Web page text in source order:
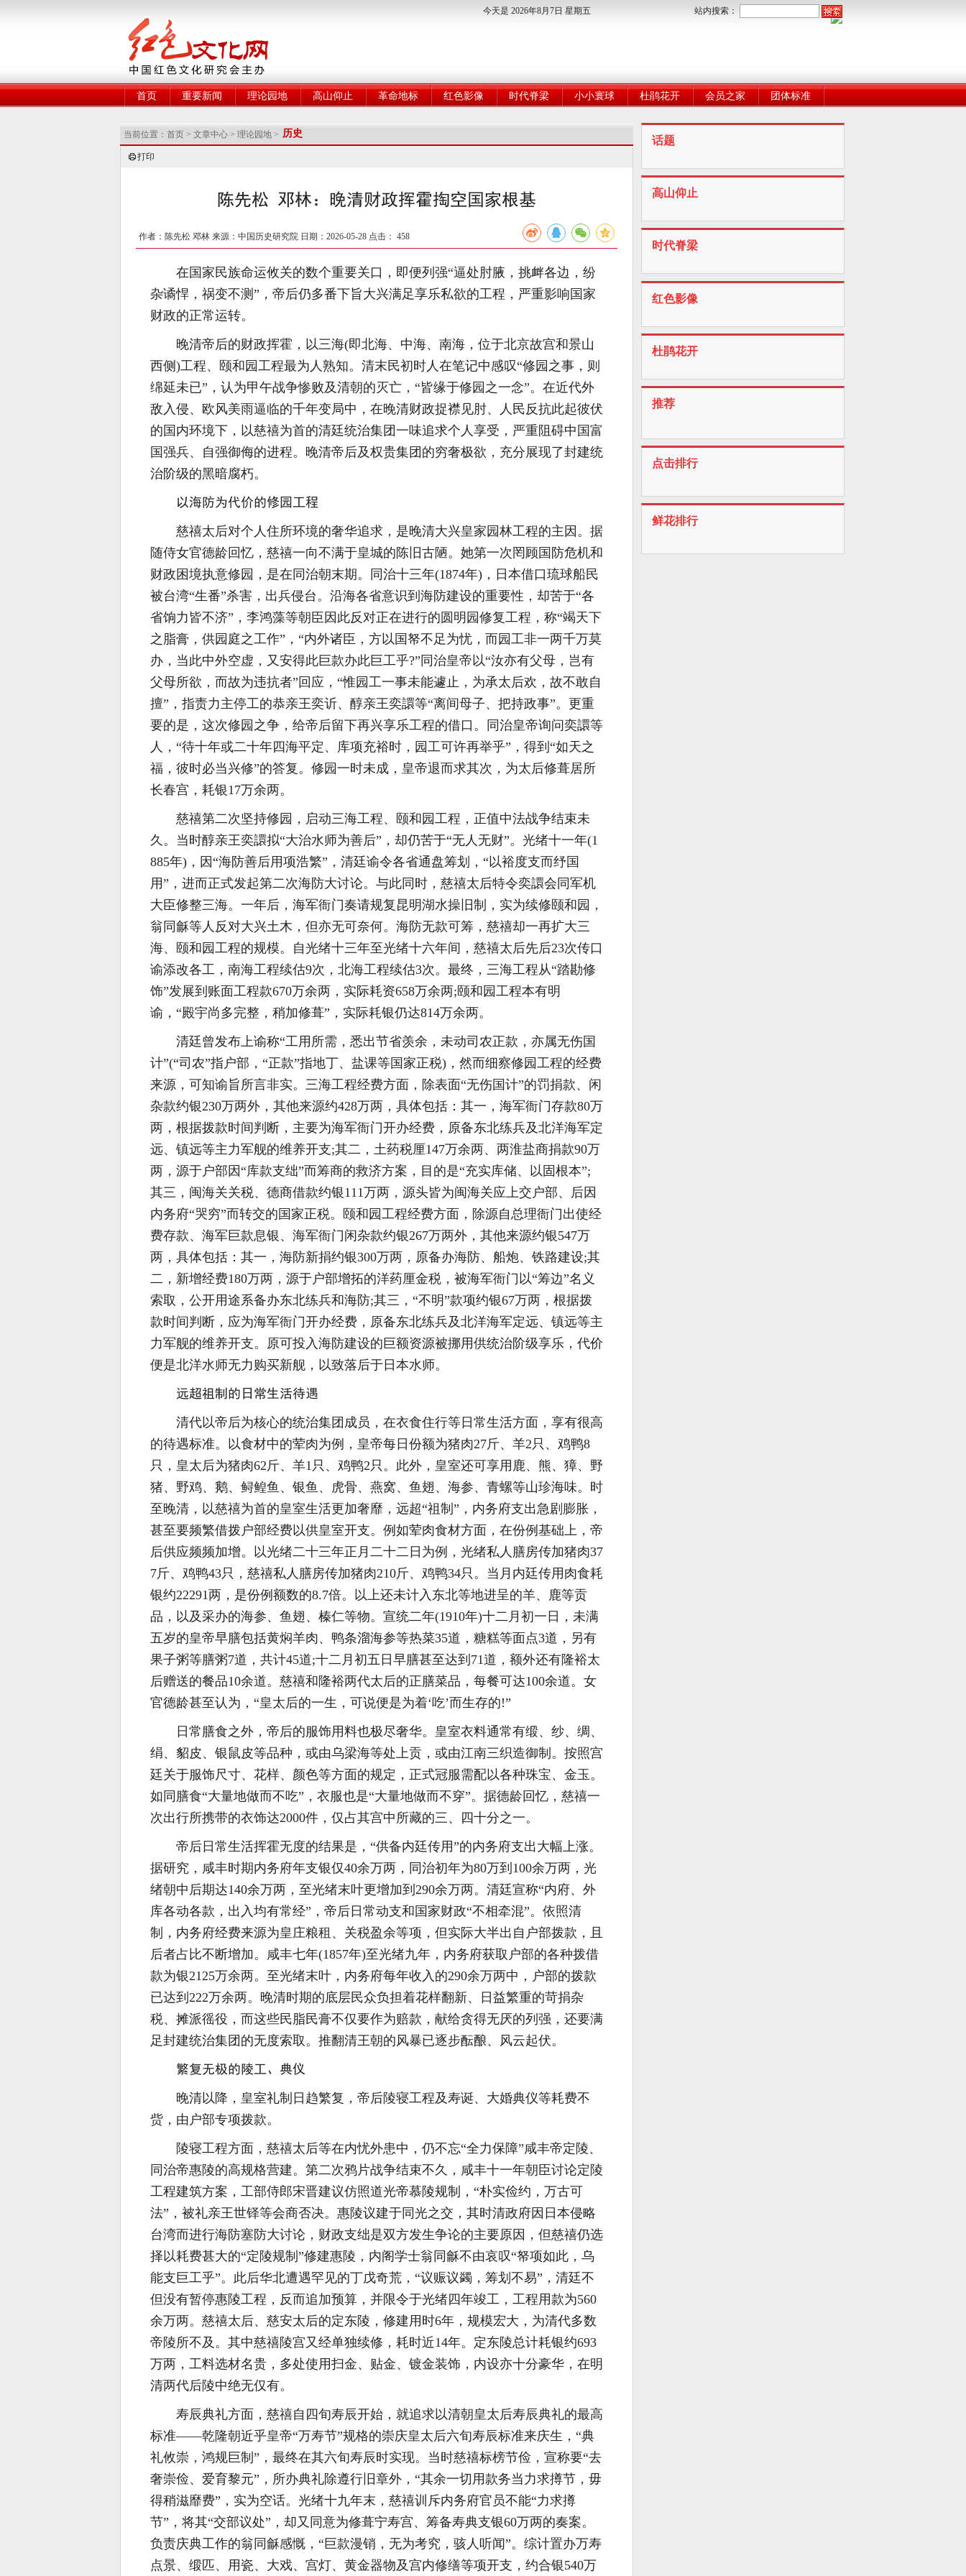
今天是 2026年8月7日 星期五 站内搜索：
首页 重要新闻 理论园地 高山仰止 革命地标 红色影像 时代脊梁 小小寰球 杜鹃花开 会员之家 团体标准
当前位置：首页 >文章中心 >理论园地 > 历史
打印
陈先松 邓林：晚清财政挥霍掏空国家根基
作者：陈先松 邓林 来源：中国历史研究院 日期：2026-05-28 点击：458
在国家民族命运攸关的数个重要关口，即便列强“逼处肘腋，挑衅各边，纷
杂谲悍，祸变不测”，帝后仍多番下旨大兴满足享乐私欲的工程，严重影响国家
财政的正常运转。
晚清帝后的财政挥霍，以三海(即北海、中海、南海，位于北京故宫和景山
西侧)工程、颐和园工程最为人熟知。清末民初时人在笔记中感叹“修园之事，则
绵延未已”，认为甲午战争惨败及清朝的灭亡，“皆缘于修园之一念”。在近代外
敌入侵、欧风美雨逼临的千年变局中，在晚清财政捉襟见肘、人民反抗此起彼伏
的国内环境下，以慈禧为首的清廷统治集团一味追求个人享受，严重阻碍中国富
国强兵、自强御侮的进程。晚清帝后及权贵集团的穷奢极欲，充分展现了封建统
治阶级的黑暗腐朽。
以海防为代价的修园工程
慈禧太后对个人住所环境的奢华追求，是晚清大兴皇家园林工程的主因。据
随侍女官德龄回忆，慈禧一向不满于皇城的陈旧古陋。她第一次罔顾国防危机和
财政困境执意修园，是在同治朝末期。同治十三年(1874年)，日本借口琉球船民
被台湾“生番”杀害，出兵侵台。沿海各省意识到海防建设的重要性，却苦于“各
省饷力皆不济”，李鸿藻等朝臣因此反对正在进行的圆明园修复工程，称“竭天下
之脂膏，供园庭之工作”，“内外诸臣，方以国帑不足为忧，而园工非一两千万莫
办，当此中外空虚，又安得此巨款办此巨工乎?”同治皇帝以“汝亦有父母，岂有
父母所欲，而故为违抗者”回应，“惟园工一事未能遽止，为承太后欢，故不敢自
擅”，指责力主停工的恭亲王奕䜣、醇亲王奕譞等“离间母子、把持政事”。更重
要的是，这次修园之争，给帝后留下再兴享乐工程的借口。同治皇帝询问奕譞等
人，“待十年或二十年四海平定、库项充裕时，园工可许再举乎”，得到“如天之
福，彼时必当兴修”的答复。修园一时未成，皇帝退而求其次，为太后修葺居所
长春宫，耗银17万余两。
慈禧第二次坚持修园，启动三海工程、颐和园工程，正值中法战争结束未
久。当时醇亲王奕譞拟“大治水师为善后”，却仍苦于“无人无财”。光绪十一年(1
885年)，因“海防善后用项浩繁”，清廷谕令各省通盘筹划，“以裕度支而纾国
用”，进而正式发起第二次海防大讨论。与此同时，慈禧太后特令奕譞会同军机
大臣修整三海。一年后，海军衙门奏请规复昆明湖水操旧制，实为续修颐和园，
翁同龢等人反对大兴土木，但亦无可奈何。海防无款可筹，慈禧却一再扩大三
海、颐和园工程的规模。自光绪十三年至光绪十六年间，慈禧太后先后23次传口
谕添改各工，南海工程续估9次，北海工程续估3次。最终，三海工程从“踏勘修
饰”发展到账面工程款670万余两，实际耗资658万余两;颐和园工程本有明
谕，“殿宇尚多完整，稍加修葺”，实际耗银仍达814万余两。
清廷曾发布上谕称“工用所需，悉出节省羡余，未动司农正款，亦属无伤国
计”(“司农”指户部，“正款”指地丁、盐课等国家正税)，然而细察修园工程的经费
来源，可知谕旨所言非实。三海工程经费方面，除表面“无伤国计”的罚捐款、闲
杂款约银230万两外，其他来源约428万两，具体包括：其一，海军衙门存款80万
两，根据拨款时间判断，主要为海军衙门开办经费，原备东北练兵及北洋海军定
远、镇远等主力军舰的维养开支;其二，土药税厘147万余两、两淮盐商捐款90万
两，源于户部因“库款支绌”而筹商的救济方案，目的是“充实库储、以固根本”;
其三，闽海关关税、德商借款约银111万两，源头皆为闽海关应上交户部、后因
内务府“哭穷”而转交的国家正税。颐和园工程经费方面，除源自总理衙门出使经
费存款、海军巨款息银、海军衙门闲杂款约银267万两外，其他来源约银547万
两，具体包括：其一，海防新捐约银300万两，原备办海防、船炮、铁路建设;其
二，新增经费180万两，源于户部增拓的洋药厘金税，被海军衙门以“筹边”名义
索取，公开用途系备办东北练兵和海防;其三，“不明”款项约银67万两，根据拨
款时间判断，应为海军衙门开办经费，原备东北练兵及北洋海军定远、镇远等主
力军舰的维养开支。原可投入海防建设的巨额资源被挪用供统治阶级享乐，代价
便是北洋水师无力购买新舰，以致落后于日本水师。
远超祖制的日常生活待遇
清代以帝后为核心的统治集团成员，在衣食住行等日常生活方面，享有很高
的待遇标准。以食材中的荤肉为例，皇帝每日份额为猪肉27斤、羊2只、鸡鸭8
只，皇太后为猪肉62斤、羊1只、鸡鸭2只。此外，皇室还可享用鹿、熊、獐、野
猪、野鸡、鹅、鲟鳇鱼、银鱼、虎骨、燕窝、鱼翅、海参、青螺等山珍海味。时
至晚清，以慈禧为首的皇室生活更加奢靡，远超“祖制”，内务府支出急剧膨胀，
甚至要频繁借拨户部经费以供皇室开支。例如荤肉食材方面，在份例基础上，帝
后供应频频加增。以光绪二十三年正月二十二日为例，光绪私人膳房传加猪肉37
7斤、鸡鸭43只，慈禧私人膳房传加猪肉210斤、鸡鸭34只。当月内廷传用肉食耗
银约22291两，是份例额数的8.7倍。以上还未计入东北等地进呈的羊、鹿等贡
品，以及采办的海参、鱼翅、榛仁等物。宣统二年(1910年)十二月初一日，未满
五岁的皇帝早膳包括黄焖羊肉、鸭条溜海参等热菜35道，糖糕等面点3道，另有
果子粥等膳粥7道，共计45道;十二月初五日早膳甚至达到71道，额外还有隆裕太
后赠送的餐品10余道。慈禧和隆裕两代太后的正膳菜品，每餐可达100余道。女
官德龄甚至认为，“皇太后的一生，可说便是为着‘吃’而生存的!”
日常膳食之外，帝后的服饰用料也极尽奢华。皇室衣料通常有缎、纱、绸、
绢、貂皮、银鼠皮等品种，或由乌梁海等处上贡，或由江南三织造御制。按照宫
廷关于服饰尺寸、花样、颜色等方面的规定，正式冠服需配以各种珠宝、金玉。
如同膳食“大量地做而不吃”，衣服也是“大量地做而不穿”。据德龄回忆，慈禧一
次出行所携带的衣饰达2000件，仅占其宫中所藏的三、四十分之一。
帝后日常生活挥霍无度的结果是，“供备内廷传用”的内务府支出大幅上涨。
据研究，咸丰时期内务府年支银仅40余万两，同治初年为80万到100余万两，光
绪朝中后期达140余万两，至光绪末叶更增加到290余万两。清廷宣称“内府、外
库各动各款，出入均有常经”，帝后日常动支和国家财政“不相牵混”。依照清
制，内务府经费来源为皇庄粮租、关税盈余等项，但实际大半出自户部拨款，且
后者占比不断增加。咸丰七年(1857年)至光绪九年，内务府获取户部的各种拨借
款为银2125万余两。至光绪末叶，内务府每年收入的290余万两中，户部的拨款
已达到222万余两。晚清时期的底层民众负担着花样翻新、日益繁重的苛捐杂
税、摊派徭役，而这些民脂民膏不仅要作为赔款，献给贪得无厌的列强，还要满
足封建统治集团的无度索取。推翻清王朝的风暴已逐步酝酿、风云起伏。
繁复无极的陵工、典仪
晚清以降，皇室礼制日趋繁复，帝后陵寝工程及寿诞、大婚典仪等耗费不
赀，由户部专项拨款。
陵寝工程方面，慈禧太后等在内忧外患中，仍不忘“全力保障”咸丰帝定陵、
同治帝惠陵的高规格营建。第二次鸦片战争结束不久，咸丰十一年朝臣讨论定陵
工程建筑方案，工部侍郎宋晋建议仿照道光帝慕陵规制，“朴实俭约，万古可
法”，被礼亲王世铎等会商否决。惠陵议建于同光之交，其时清政府因日本侵略
台湾而进行海防塞防大讨论，财政支绌是双方发生争论的主要原因，但慈禧仍选
择以耗费甚大的“定陵规制”修建惠陵，内阁学士翁同龢不由哀叹“帑项如此，乌
能支巨工乎”。此后华北遭遇罕见的丁戊奇荒，“议赈议蠲，筹划不易”，清廷不
但没有暂停惠陵工程，反而追加预算，并限令于光绪四年竣工，工程用款为560
余万两。慈禧太后、慈安太后的定东陵，修建用时6年，规模宏大，为清代多数
帝陵所不及。其中慈禧陵宫又经单独续修，耗时近14年。定东陵总计耗银约693
万两，工料选材名贵，多处使用扫金、贴金、镀金装饰，内设亦十分豪华，在明
清两代后陵中绝无仅有。
寿辰典礼方面，慈禧自四旬寿辰开始，就追求以清朝皇太后寿辰典礼的最高
标准——乾隆朝近乎皇帝“万寿节”规格的崇庆皇太后六旬寿辰标准来庆生，“典
礼攸崇，鸿规巨制”，最终在其六旬寿辰时实现。当时慈禧标榜节俭，宣称要“去
奢崇俭、爱育黎元”，所办典礼除遵行旧章外，“其余一切用款务当力求撙节，毋
得稍滋靡费”，实为空话。光绪十九年末，慈禧训斥内务府官员不能“力求撙
节”，将其“交部议处”，却又同意为修葺宁寿宫、筹备寿典支银60万两的奏案。
负责庆典工作的翁同龢感慨，“巨款漫销，无为考究，骇人听闻”。综计置办万寿
点景、缎匹、用瓷、大戏、宫灯、黄金器物及宫内修缮等项开支，约合银540万
话题
高山仰止
时代脊梁
红色影像
杜鹃花开
推荐
点击排行
鲜花排行